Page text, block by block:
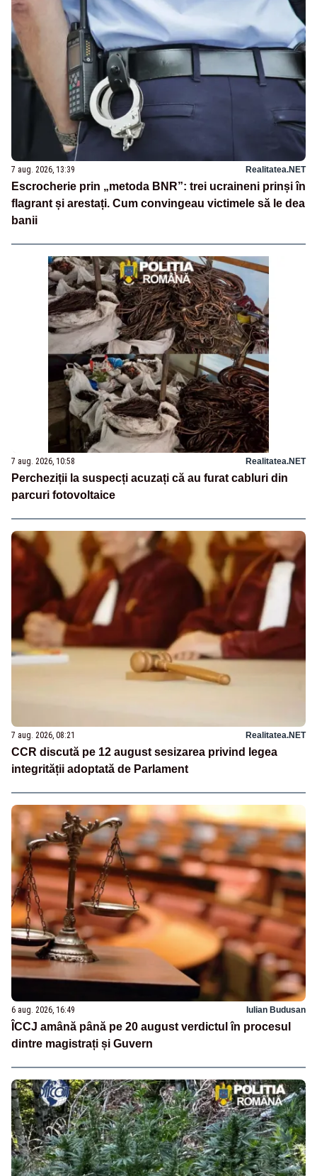
7 aug. 2026, 13:39 Realitatea.NET
Escrocherie prin „metoda BNR”: trei ucraineni prinși în
flagrant și arestați. Cum convingeau victimele să le dea
banii
7 aug. 2026, 10:58 Realitatea.NET
Percheziții la suspecți acuzați că au furat cabluri din
parcuri fotovoltaice
7 aug. 2026, 08:21 Realitatea.NET
CCR discută pe 12 august sesizarea privind legea
integrității adoptată de Parlament
6 aug. 2026, 16:49 Iulian Budusan
ÎCCJ amână până pe 20 august verdictul în procesul
dintre magistrați și Guvern